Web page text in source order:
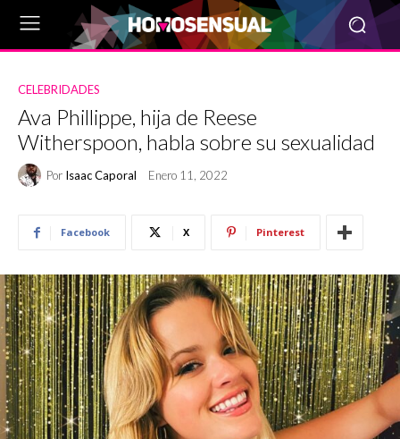
CELEBRIDADES
Ava Phillippe, hija de Reese
Witherspoon, habla sobre su sexualidad
Por Isaac Caporal Enero 11, 2022
Facebook X Pinterest